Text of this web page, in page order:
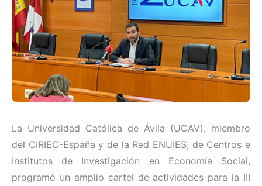
La Universidad Católica de Ávila (UCAV), miembro
del CIRIEC-España y de la Red ENUIES, de Centros e
Institutos de Investigación en Economía Social,
programó un amplio cartel de actividades para la III